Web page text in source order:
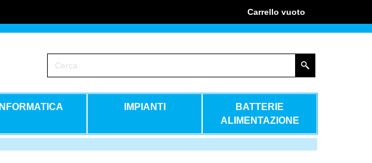
Carrello vuoto
INFORMATICA IMPIANTI
BATTERIE
ALIMENTAZIONE